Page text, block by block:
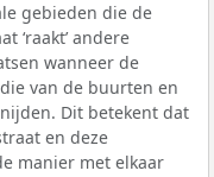
gebieden die de
‘raakt’ andere
wanneer de
van de buurten en
Dit betekent dat
en deze
manier met elkaar